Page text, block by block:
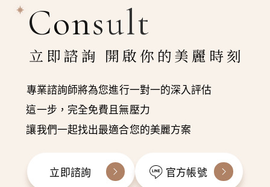
Consult
立即諮詢 開啟你的美麗時刻
專業諮詢師將為您進行一對一的深入評估
這一步，完全免費且無壓力
讓我們一起找出最適合您的美麗方案
立即諮詢 官方帳號